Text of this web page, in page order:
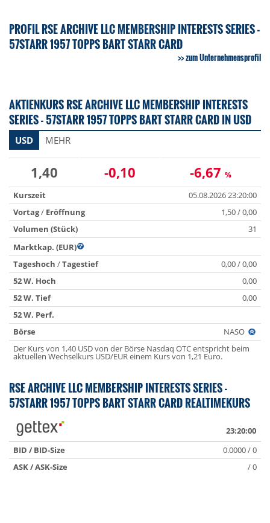
PROFIL RSE ARCHIVE LLC MEMBERSHIP INTERESTS SERIES -
57STARR 1957 TOPPS BART STARR CARD
zum Unternehmensprofil
AKTIENKURS RSE ARCHIVE LLC MEMBERSHIP INTERESTS
SERIES - 57STARR 1957 TOPPS BART STARR CARD IN USD
USD MEHR
1,40 -0,10 -6,67 %
Kurszeit
05.08.2026 23:20:00
Vortag/ Eröffnung
1,50 / 0,00
Volumen (Stück)
31
Marktkap. (EUR)
Tageshoch /Tagestief
0,00 / 0,00
52 W. Hoch
0,00
52 W. Tief
0,00
52 W. Perf.
Börse
NASO
Der Kurs von 1,40 USD von der Börse Nasdaq OTC entspricht beim
aktuellen Wechselkurs USD/EUR einem Kurs von 1,21 Euro.
RSE ARCHIVE LLC MEMBERSHIP INTERESTS SERIES -
57STARR 1957 TOPPS BART STARR CARD REALTIMEKURS
23:20:00
BID / BID-Size
0.0000 / 0
ASK / ASK-Size
/ 0